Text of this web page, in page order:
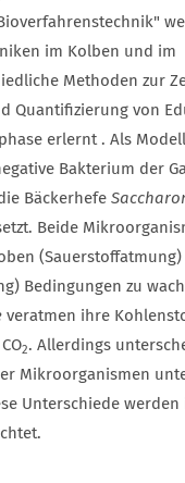
im Kolben und im
Methoden zur
Quantifizierung von
erlernt . Als
Bakterium der
Bäckerhefe
Beide
Bedingungen zu
veratmen ihre
2. Allerdings
Mikroorganismen
Unterschiede